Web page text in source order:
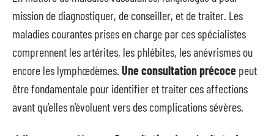
mission de diagnostiquer, de conseiller, et de traiter. Les
maladies courantes prises en charge par ces spécialistes
comprennent les artérites, les phlébites, les anévrismes ou
encore les lymphœdèmes. Une consultation précoce peut
être fondamentale pour identifier et traiter ces affections
avant qu’elles n’évoluent vers des complications sévères.